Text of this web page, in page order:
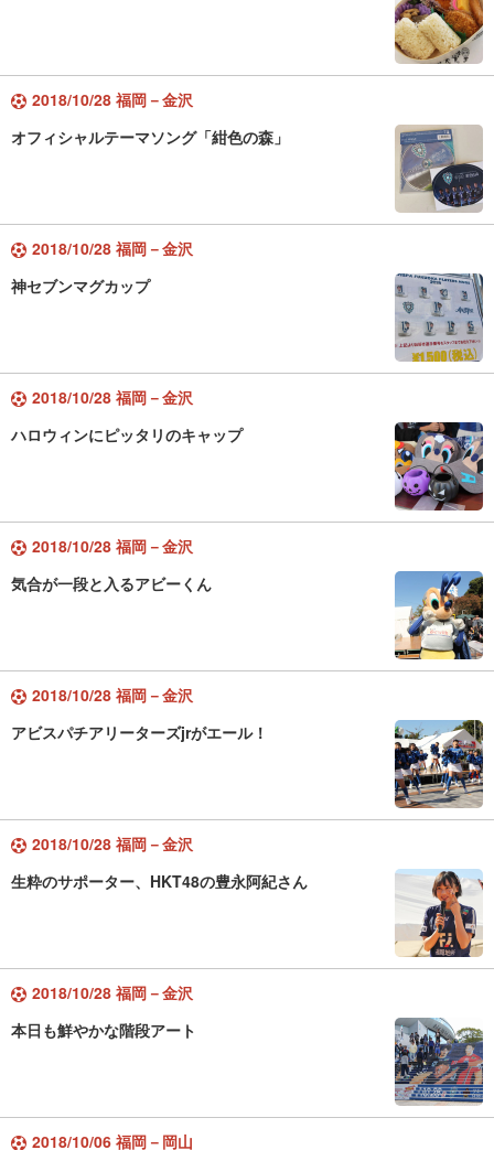
2018/10/28 福岡－金沢
オフィシャルテーマソング「紺色の森」
2018/10/28 福岡－金沢
神セブンマグカップ
2018/10/28 福岡－金沢
ハロウィンにピッタリのキャップ
2018/10/28 福岡－金沢
気合が一段と入るアビーくん
2018/10/28 福岡－金沢
アビスパチアリーターズjrがエール！
2018/10/28 福岡－金沢
生粋のサポーター、HKT48の豊永阿紀さん
2018/10/28 福岡－金沢
本日も鮮やかな階段アート
2018/10/06 福岡－岡山